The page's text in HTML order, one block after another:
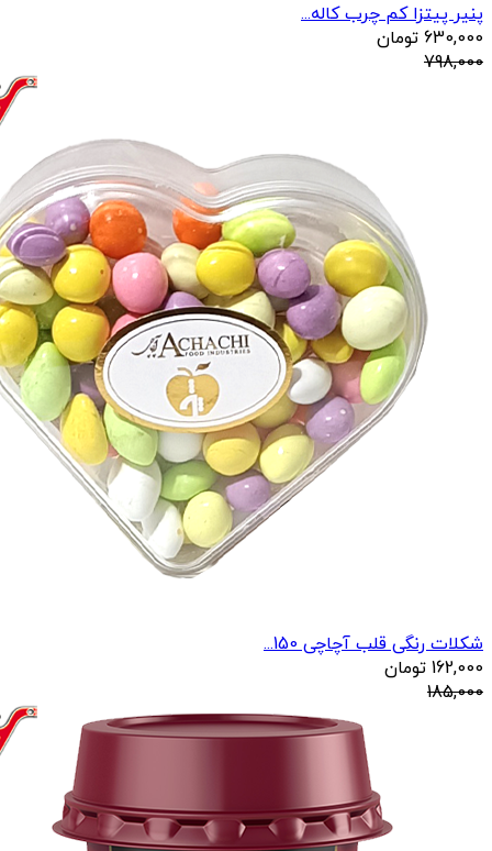
پنیر پیتزا کم چرب کاله...
630,000 تومان
798,000
شکلات رنگی قلب آچاچی 150...
162,000 تومان
185,000